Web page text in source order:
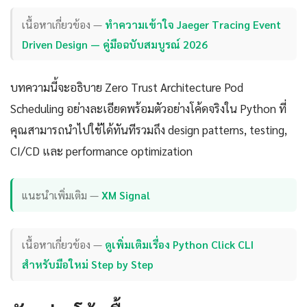
เนื้อหาเกี่ยวข้อง — ทำความเข้าใจ Jaeger Tracing Event
Driven Design — คู่มือฉบับสมบูรณ์ 2026
บทความนี้จะอธิบาย Zero Trust Architecture Pod
Scheduling อย่างละเอียดพร้อมตัวอย่างโค้ดจริงใน Python ที่
คุณสามารถนำไปใช้ได้ทันทีรวมถึง design patterns, testing,
CI/CD และ performance optimization
แนะนำเพิ่มเติม —XM Signal
เนื้อหาเกี่ยวข้อง — ดูเพิ่มเติมเรื่อง Python Click CLI
สำหรับมือใหม่ Step by Step